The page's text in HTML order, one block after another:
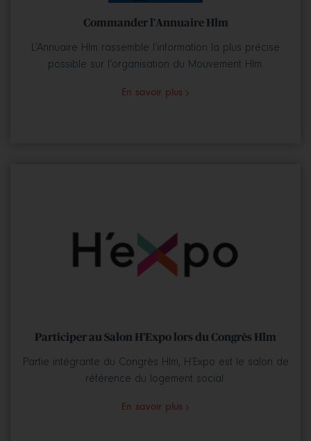
Commander l'Annuaire Hlm
L‘Annuaire Hlm rassemble l’information la plus précise
possible sur l’organisation du Mouvement Hlm.
En savoir plus
Participer au Salon H'Expo lors du Congrès Hlm
Partie intégrante du Congrès Hlm, H’Expo est le salon de
référence du logement social.
En savoir plus